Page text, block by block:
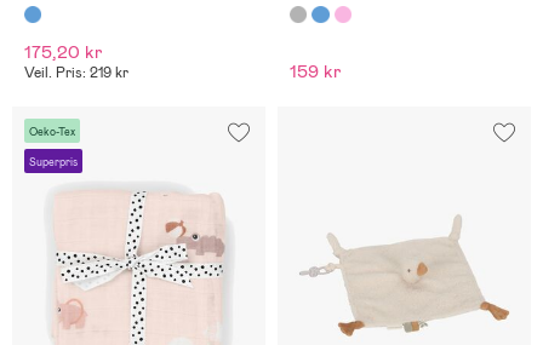
175,20 kr
Veil. Pris: 219 kr 159 kr
Oeko-Tex
Superpris